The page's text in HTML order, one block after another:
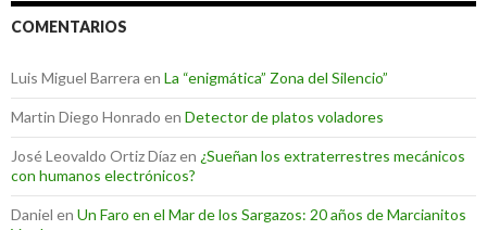
COMENTARIOS
Luis Miguel Barrera en La “enigmática” Zona del Silencio”
Martin Diego Honrado en Detector de platos voladores
José Leovaldo Ortiz Díazen ¿Sueñan los extraterrestres mecánicos
con humanos electrónicos?
Daniel en Un Faro en el Mar de los Sargazos: 20 años de Marcianitos